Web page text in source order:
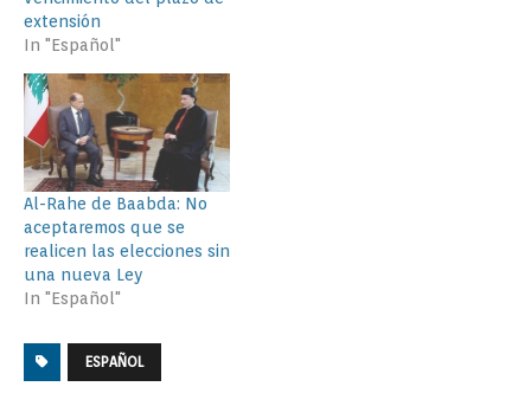
extensión
In "Español"
Al-Rahe de Baabda: No
aceptaremos que se
realicen las elecciones sin
una nueva Ley
In "Español"
ESPAÑOL